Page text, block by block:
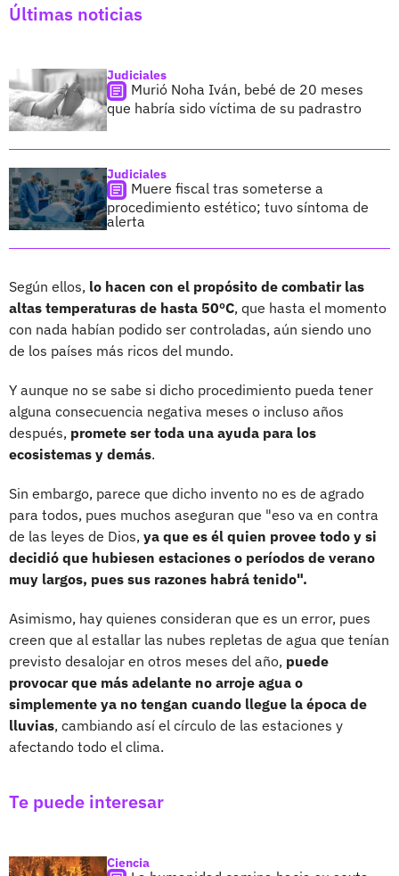
Últimas noticias
Judiciales
Murió Noha Iván, bebé de 20 meses
que habría sido víctima de su padrastro
Judiciales
Muere fiscal tras someterse a
procedimiento estético; tuvo síntoma de
alerta
Según ellos, lo hacen con el propósito de combatir las
altas temperaturas de hasta 50ºC, que hasta el momento
con nada habían podido ser controladas, aún siendo uno
de los países más ricos del mundo.
Y aunque no se sabe si dicho procedimiento pueda tener
alguna consecuencia negativa meses o incluso años
después, promete ser toda una ayuda para los
ecosistemas y demás.
Sin embargo, parece que dicho invento no es de agrado
para todos, pues muchos aseguran que "eso va en contra
de las leyes de Dios, ya que es él quien provee todo y si
decidió que hubiesen estaciones o períodos de verano
muy largos, pues sus razones habrá tenido".
Asimismo, hay quienes consideran que es un error, pues
creen que al estallar las nubes repletas de agua que tenían
previsto desalojar en otros meses del año, puede
provocar que más adelante no arroje agua o
simplemente ya no tengan cuando llegue la época de
lluvias, cambiando así el círculo de las estaciones y
afectando todo el clima.
Te puede interesar
Ciencia